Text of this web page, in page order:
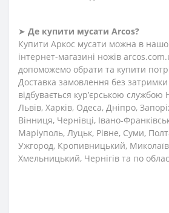
➤ Де купити мусати Arcos?
Купити Аркос мусати можна в
інтернет-магазині ножів
допоможемо обрати та купити
Доставка замовлення без затримки
відбувається кур’єрською
Львів, Харків, Одеса, Дніпро,
Вінниця, Чернівці, Івано-
Маріуполь, Луцьк, Рівне, Суми,
Ужгород, Кропивницький,
Хмельницький, Чернігів та по